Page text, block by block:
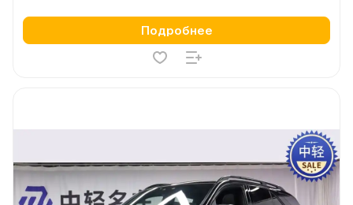
Подробнее